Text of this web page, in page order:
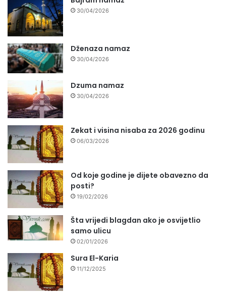
30/04/2026
Dženaza namaz
30/04/2026
Dzuma namaz
30/04/2026
Zekat i visina nisaba za 2026 godinu
06/03/2026
Od koje godine je dijete obavezno da
posti?
19/02/2026
Šta vrijedi blagdan ako je osvijetlio
samo ulicu
02/01/2026
Sura El-Karia
11/12/2025